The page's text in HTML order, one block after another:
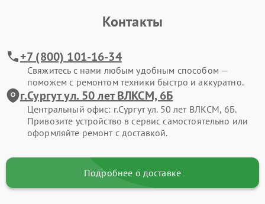
Контакты
+7 (800) 101-16-34
Свяжитесь с нами любым удобным способом —
поможем с ремонтом техники быстро и аккуратно.
г.Сургут ул. 50 лет ВЛКСМ, 6Б
Центральный офис: г.Сургут ул. 50 лет ВЛКСМ, 6Б.
Привозите устройство в сервис самостоятельно или
оформляйте ремонт с доставкой.
Подробнее о доставке